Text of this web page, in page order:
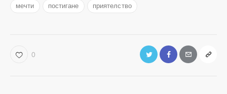
мечти
постигане приятелство
0